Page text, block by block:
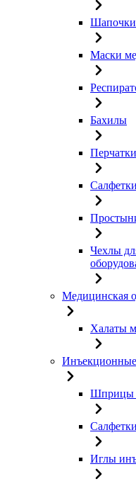
Шапочки
Маски
Бахилы
Чехлы
Медицинская
Халаты
Инъекционные
Шприцы
Иглы